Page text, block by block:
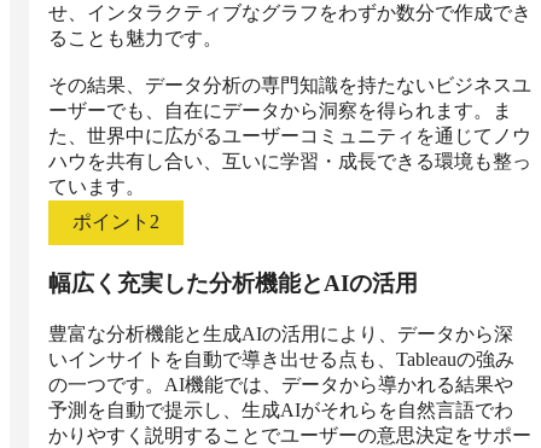
せ、インタラクティブなグラフをわずか数分で作成でき
ることも魅力です。
その結果、データ分析の専門知識を持たないビジネスユ
ーザーでも、自在にデータから洞察を得られます。ま
た、世界中に広がるユーザーコミュニティを通じてノウ
ハウを共有し合い、互いに学習・成長できる環境も整っ
ています。
ポイント 2
幅広く充実した分析機能とAIの活用
豊富な分析機能と生成AIの活用により、データから深
いインサイトを自動で導き出せる点も、Tableauの強み
の一つです。AI機能では、データから導かれる結果や
予測を自動で提示し、生成AIがそれらを自然言語でわ
かりやすく説明することでユーザーの意思決定をサポー